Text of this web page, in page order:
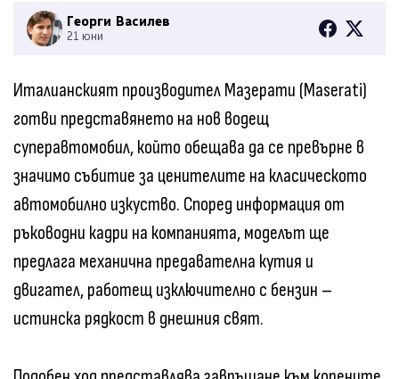
Георги Василев
21 юни
Италианският производител Мазерати (Maserati)
готви представянето на нов водещ
суперавтомобил, който обещава да се превърне в
значимо събитие за ценителите на класическото
автомобилно изкуство. Според информация от
ръководни кадри на компанията, моделът ще
предлага механична предавателна кутия и
двигател, работещ изключително с бензин –
истинска рядкост в днешния свят.